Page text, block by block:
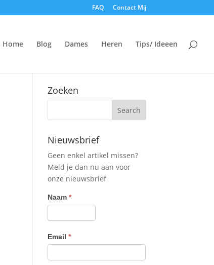
FAQ Contact Mij
Home Blog Dames Heren Tips/ Ideeen
Zoeken
Nieuwsbrief
Geen enkel artikel missen?
Meld je dan nu aan voor
onze nieuwsbrief
Nieuwsbrief
Naam*
Email*